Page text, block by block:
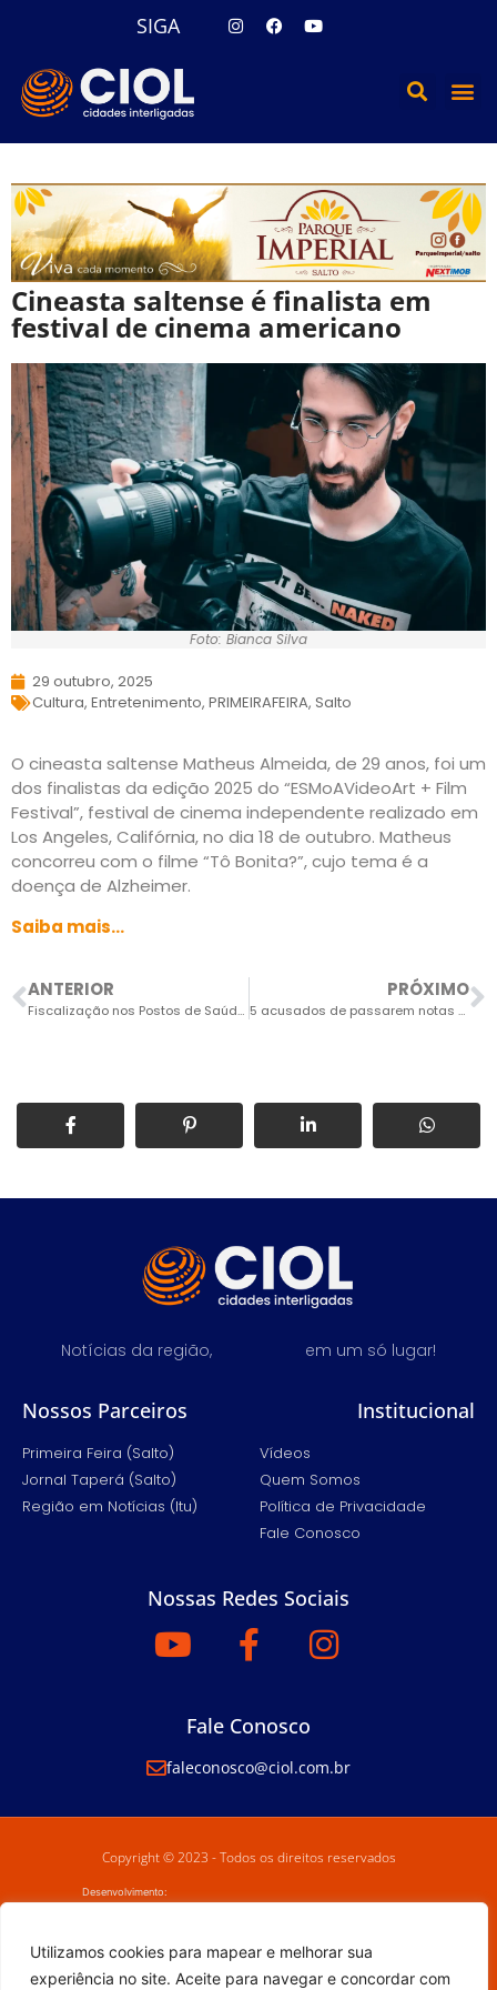
Utilizamos cookies para mapear e melhorar sua
experiência no site. Aceite para navegar e concordar com
SIGA
Cineasta saltense é finalista em
festival de cinema americano
Foto: Bianca Silva
29 outubro, 2025
Cultura, Entretenimento, PRIMEIRAFEIRA, Salto
O cineasta saltense Matheus Almeida, de 29 anos, foi um
dos finalistas da edição 2025 do “ESMoAVideoArt + Film
Festival”, festival de cinema independente realizado em
Los Angeles, Califórnia, no dia 18 de outubro. Matheus
concorreu com o filme “Tô Bonita?”, cujo tema é a
doença de Alzheimer.
Saiba mais…
ANTERIOR
Fiscalização nos Postos de Saúde de Salto é foco da Frente Parlamentar de Saúde
PRÓXIMO
5 acusados de passarem notas falsas no comércio da região são detidos pela GCM
Notícias da região, em um só lugar!
Nossos Parceiros
Primeira Feira (Salto)
Jornal Taperá (Salto)
Região em Notícias (Itu)
Institucional
Vídeos
Quem Somos
Política de Privacidade
Fale Conosco
Nossas Redes Sociais
Fale Conosco
faleconosco@ciol.com.br
Copyright © 2023 - Todos os direitos reservados
Desenvolvimento: